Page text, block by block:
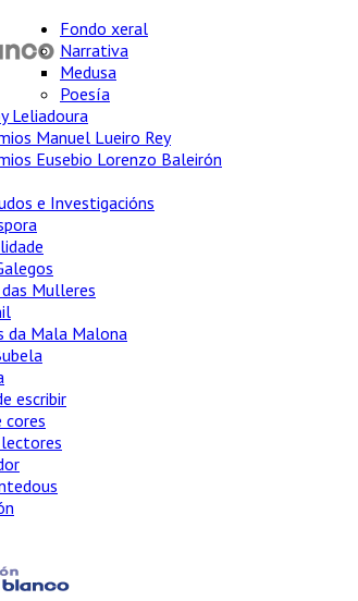
Fondo xeral
Narrativa
Medusa
Poesía
Leliadoura
Manuel Lueiro Rey
Eusebio Lorenzo Baleirón
e Investigacións
Mulleres
da Mala Malona
escribir
cores